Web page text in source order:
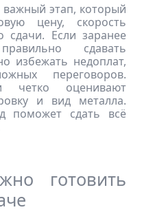
этап, который
цену, скорость
сдачи. Если заранее
сдавать
избежать недоплат,
переговоров.
четко оценивают
и вид металла.
поможет сдать всё
готовить